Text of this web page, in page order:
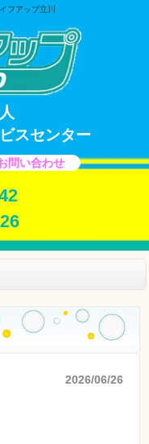
フアップ立川
スセンター
問い合わせ
2026/06/26